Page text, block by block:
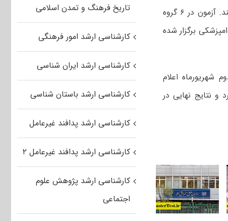
کرده‌اند که از این تعداد ۳۴۴ هزار و ۵۵۸ نفر زن و ۳۴۹ هزار و ۸۵۹ نفر مرد هستند. آزمون در ۶ گروه
برگزار شده
ارشد ناپیوسته سال ۱۳۹۹ در دهه دوم شهریورماه اعلام
و نتایج نهایی در
تاریخ فرهنگ و تمدن اسلامی
کارشناسی ارشد امور فرهنگی
کارشناسی ارشد ایران شناسی
کارشناسی ارشد باستان شناسی
کارشناسی ارشد پدافند غیرعامل
کارشناسی ارشد پدافند غیرعامل ۲
کارشناسی ارشد پژوهش علوم
اجتماعی